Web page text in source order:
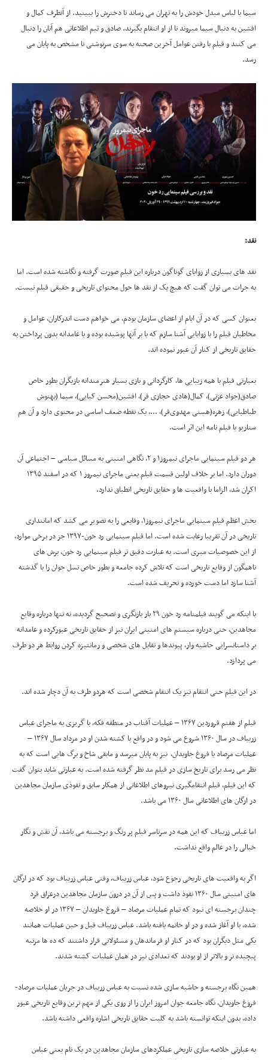
سیما با لباس مبدل خودش را به تهران می رساند تا دخترش را ببینید. از آنطرف کمال و
افشین به دنبال سیما میروند تا از او انتقام بگیرند. صادق و تیم اطلاعاتی هم آنان را دنبال
می کنند و فیلم با رفتن عوامل آخرین صحنه به سوی سرنوشتی نا مشخص به پایان می
رسد.
نقد:
نقد های بسیاری از زوایای گوناگون درباره این فیلم صورت گرفته و نگاشته شده است. اما
به جرات می توان گفت که هیچ یک از نقد ها حول محتوای تاریخی و حقیقی فیلم نیست.
بعنوان کسی که در آن ایام از اعضای سازمان بودم، می خواهم دست اندرکاران، عوامل و
مخاطبان فیلم را با زوایایی آشنا سازم که یا بر آنها پوشیده بوده و یا عامدانه بدون پرداختن به
حقایق تاریخی از کنار آن عبور نموده اند.
بعبارتی فیلم با همه زیبایی ها، کارگردانی و بازی بسیار هنرمندانه بازیگران بطور خاص
صادق(جواد عزتی)، کمال(هادی حجازی فر)، افشین(محسن کیایی)، سیما (بهنوش
طباطبایی)، زهره(هستی مهدوی‌فر)، …، یک نقطه ضعف اساسی در محتوی دارد و آن هم
سناریو یا فیلم نامه این اثر است.
هر دو فیلم سینمایی ماجرای نیمروز۱ و ۲، نگاهی امنیتی به مسائل سیاسی – اجتماعی آن
دوران دارد. اما بر خلاف اولین قسمت فیلم یعنی ماجرای نیمروز ۱ که در اسفند ۱۳۹۵
اکران شد، الزاما با واقعیت ها و حقایق تاریخی انطباق ندارد.
بخش اعظم فیلم سینمایی ماجرای نیمروز۱، وقایعی را به تصویر می کشد که امانتداری
تاریخی در آن تقریبا رعایت شده است. اما فیلم سینمایی رد خون-۱۳۹۷ جز در برخی موارد،
از این خصوصیات مبری است. به عبارت دقیق تر فیلم سینمایی رد خون، برش های
ناهمگون از وقایع تاریخی است که تلاش کرده جامعه و بطور خاص نسل جوان را با گذشته
آشنا سازد اما دست خورده و تحریف شده است.
با اینکه می گویند فیلمنامه رد خون ۲۹ بار بازنگری و تصحیح گردیده، نه تنها درباره وقایع
مجاهدین، حتی درباره سیستم های امنیتی ایران نیز از حقایق تاریخی عبورکرده و عامدانه
بر داستانسرایی حاشیه وار، پیوندها و تقابل های شخصی و رمانتیزه کردن روابط هر دو طرف
می پردازد.
در این فیلم حتی انتقام نیز یک انتقام شخصی است که هردو طرف به آن دچار شده اند.
فیلم از هفتم فروردین ۱۳۶۷ – عملیات آفتاب در منطقه فکه، با گریزی به ماجرای عباس
زریباف در سال ۱۳۶۰ شروع می شود و در واقع با کشته شدن او در مرداد سال ۱۳۶۷ –
عملیات مرصاد یا فروغ جاویدان، نیز به پایان میرسد و مابقی شاخ و برگ هایی است که به
نظر می رسد برای تاریخ سازی در فیلم مد نظر گرفته شده است. به عبارتی شاید بتوان گفت
که این فیلم، فیلم انتقامگیری نیروهای اطلاعاتی از همکار سابق و نفوذی سازمان مجاهدین
در ارگان های اطلاعاتی سال ۱۳۶۰ می باشد.
اما عباس زریباف که این همه در سرتاسر فیلم پر رنگ و برجسته می باشد، آن نقش و نگار
خیالی را در عالم واقع نداشت.
اگر به واقعیت های تاریخی رجوع شود، عباس زریباف، وقتی عباس زریباف بود که در ارگان
های امنیتی سال ۱۳۶۰ نفوذ داشت و پس از آن در درون سازمان مجاهدین درعراق فرد
چندان برجسته ای نبود که تمام عملیات مرصاد – فروغ جاویدان – ۱۳۶۷ در او خلاصه
شده، با او آغاز شده و در او خاتمه یافته باشد. عباس زریباف قبل و حین عملیات همانند
یکی مثل دیگران بود که در کنار او فرماندهان و مسئولانی قرار داشتند که ده ها مرتبه
پیچیده تر و بالاتر از او بودند که تعدادی نیز در همان عملیات کشته شدند.
همین نگاه برجسته و حاشیه سازی شده نسبت به عباس زریباف در جریان عملیات مرصاد-
فروغ جاویدان، نگاه جامعه جوان امروز ایران را از روی یکی از مهم ترین وقایع تاریخی عبور
داده، بدون اینکه توانسته باشد به کلیت حقایق تاریخی اشاره واقعی داشته باشد.
به عبارتی خلاصه سازی تاریخی عملکردهای سازمان مجاهدین در یک نام یعنی عباس